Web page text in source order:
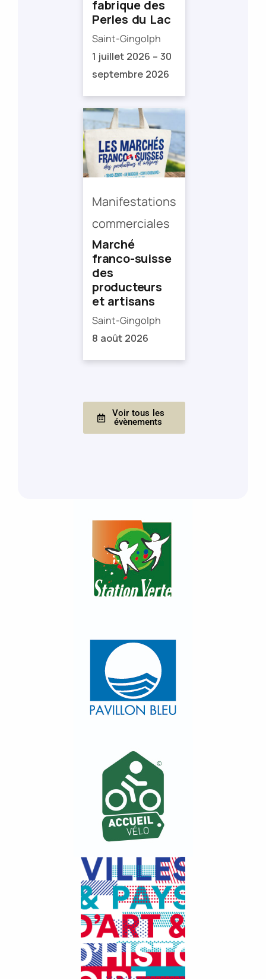
fabrique des
Perles du Lac
Saint-Gingolph
1 juillet 2026 – 30
septembre 2026
Manifestations
commerciales
Marché
franco-suisse
des
producteurs
et artisans
Saint-Gingolph
8 août 2026
Voir tous les
évènements